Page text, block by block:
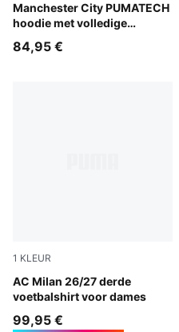
Manchester City PUMATECH
hoodie met volledige
Evening Sky-Luminous Blue
84,95 €
1 KLEUR
AC Milan 26/27 derde
voetbalshirt voor dames
Flat Dark Gray-Glowing Red
99,95 €